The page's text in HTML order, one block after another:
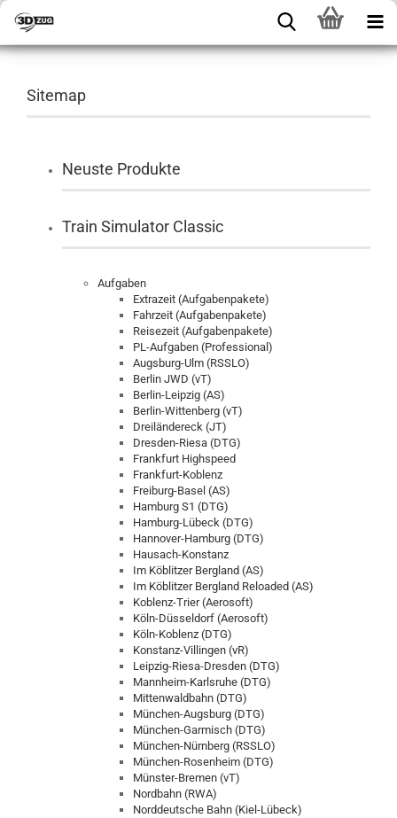
Sitemap
Neuste Produkte
Train Simulator Classic
Aufgaben
Extrazeit (Aufgabenpakete)
Fahrzeit (Aufgabenpakete)
Reisezeit (Aufgabenpakete)
PL-Aufgaben (Professional)
Augsburg-Ulm (RSSLO)
Berlin JWD (vT)
Berlin-Leipzig (AS)
Berlin-Wittenberg (vT)
Dreiländereck (JT)
Dresden-Riesa (DTG)
Frankfurt Highspeed
Frankfurt-Koblenz
Freiburg-Basel (AS)
Hamburg S1 (DTG)
Hamburg-Lübeck (DTG)
Hannover-Hamburg (DTG)
Hausach-Konstanz
Im Köblitzer Bergland (AS)
Im Köblitzer Bergland Reloaded (AS)
Koblenz-Trier (Aerosoft)
Köln-Düsseldorf (Aerosoft)
Köln-Koblenz (DTG)
Konstanz-Villingen (vR)
Leipzig-Riesa-Dresden (DTG)
Mannheim-Karlsruhe (DTG)
Mittenwaldbahn (DTG)
München-Augsburg (DTG)
München-Garmisch (DTG)
München-Nürnberg (RSSLO)
München-Rosenheim (DTG)
Münster-Bremen (vT)
Nordbahn (RWA)
Norddeutsche Bahn (Kiel-Lübeck)